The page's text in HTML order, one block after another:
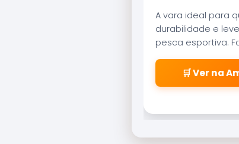
A vara ideal para
durabilidade e
pesca esportiva.
carbono
sensibilidade
fisgadas precisas.
🛒 Ver na